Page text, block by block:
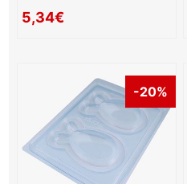
5,34€
-20%